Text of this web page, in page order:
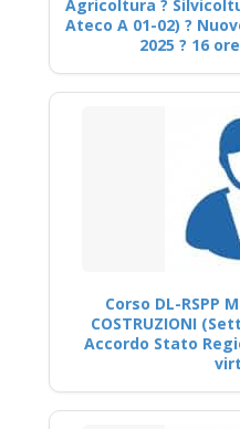
Agricoltura ?
Ateco A 01-02) ?
2025 ? 16
Corso DL-RSPP
COSTRUZIONI
Accordo Stato